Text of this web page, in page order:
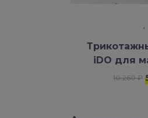
iDO для
10 260 ₽